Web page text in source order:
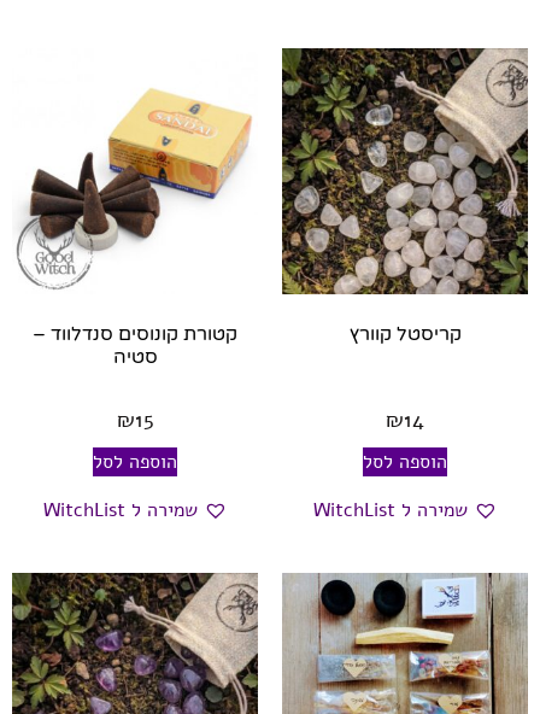
קריסטל קוורץ
₪14
הוספה לסל
שמירה ל WitchList
קטורת קונוסים סנדלווד –
סטיה
₪15
הוספה לסל
שמירה ל WitchList